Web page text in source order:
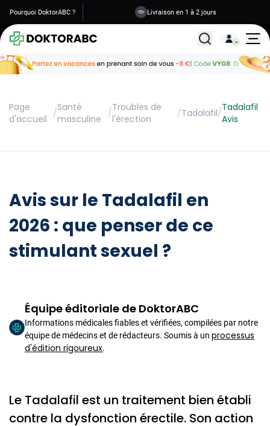
Pourquoi DoktorABC ? Livraison en 1 à 2 jours
Tous les
Page
d'accueil /Santé
masculine
/Troubles de
l'érection
/Tadalafil/Tadalafil
Avis
Avis sur le Tadalafil en
2026 : que penser de ce
stimulant sexuel ?
Équipe éditoriale de DoktorABC
Informations médicales fiables et vérifiées, compilées par notre
équipe de médecins et de rédacteurs. Soumis à unprocessus
d'édition rigoureux.
Le Tadalafil est un traitement bien établi
contre la dysfonction érectile. Son action